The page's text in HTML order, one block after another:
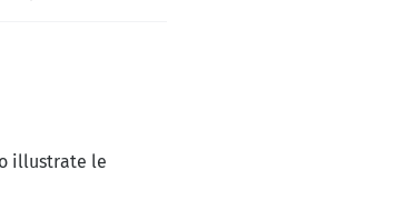
illustrate le